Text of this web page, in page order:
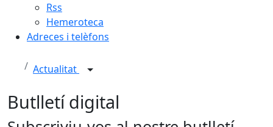
Rss
Hemeroteca
Adreces i telèfons
Actualitat
Butlletí digital